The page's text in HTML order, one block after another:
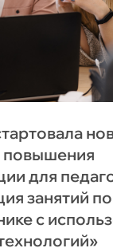
для
занятий по
с